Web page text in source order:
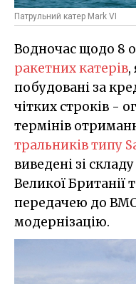
Патрульний катер Mark VI
Водночас щодо 8
ракетних катерів,
побудовані за
чітких строків -
термінів
тральників типу
виведені зі
Великої Британії
передачею до
модернізацію.